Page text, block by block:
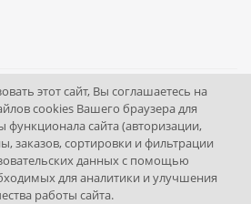
оборудование Интернет
портал.
Братская ул, дом 27, литер А,
пом. 4
этот сайт, Вы соглашаетесь на
cookies Вашего браузера для
функционала сайта (авторизации,
заказов, сортировки и фильтрации
данных с помощью
для аналитики и улучшения
работы сайта.